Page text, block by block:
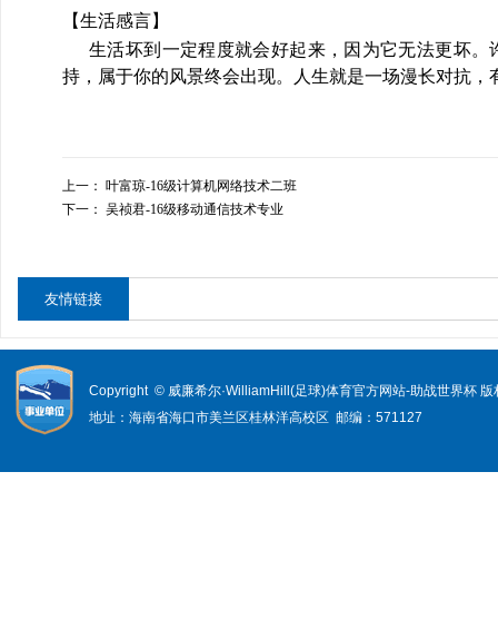
【生活感言】
生活坏到一定程度就会好起来，因为它无法更坏
持，属于你的风景终会出现。人生就是一场漫长对抗
上一： 叶富琼-16级计算机网络技术二班
下一： 吴祯君-16级移动通信技术专业
友情链接
Copyright © 威廉希尔·WilliamHill(足球)体育官方网站-助战世界杯
地址：海南省海口市美兰区桂林洋高校区 邮编：571127